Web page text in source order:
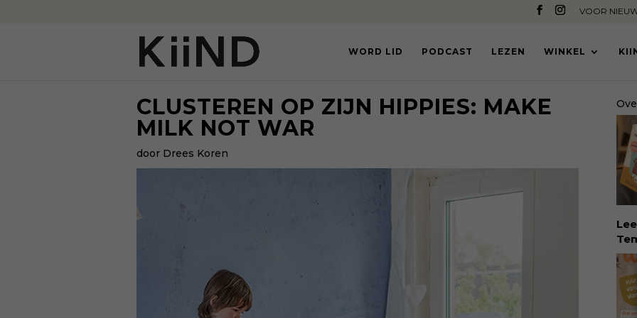
VOOR
WORD LID PODCAST LEZEN WINKEL
CLUSTEREN OP ZIJN HIPPIES: MAKE
MILK NOT WAR
door Drees Koren
dé